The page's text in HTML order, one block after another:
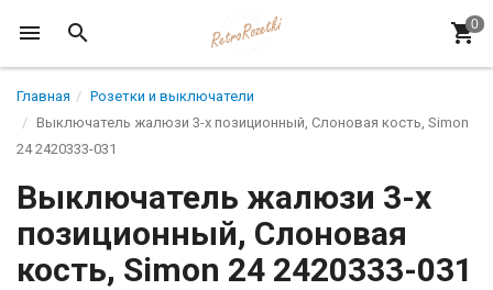
Главная
Розетки и выключатели
Выключатель жалюзи 3-х позиционный, Слоновая кость, Simon
24 2420333-031
Выключатель жалюзи 3-х
позиционный, Слоновая
кость, Simon 24 2420333-031